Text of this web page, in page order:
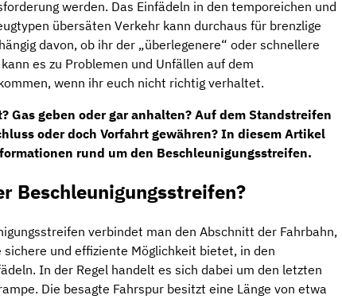
werden. Das Einfädeln in den temporeichen und
übersäten Verkehr kann durchaus für brenzlige
davon, ob ihr der „überlegenere“ oder schnellere
es zu Problemen und Unfällen auf dem
wenn ihr euch nicht richtig verhaltet.
Gas geben oder gar anhalten? Auf dem Standstreifen
oder doch Vorfahrt gewähren? In diesem Artikel
rund um den Beschleunigungsstreifen.
Beschleunigungsstreifen?
verbindet man den Abschnitt der Fahrbahn,
und effiziente Möglichkeit bietet, in den
In der Regel handelt es sich dabei um den letzten
Die besagte Fahrspur besitzt eine Länge von etwa